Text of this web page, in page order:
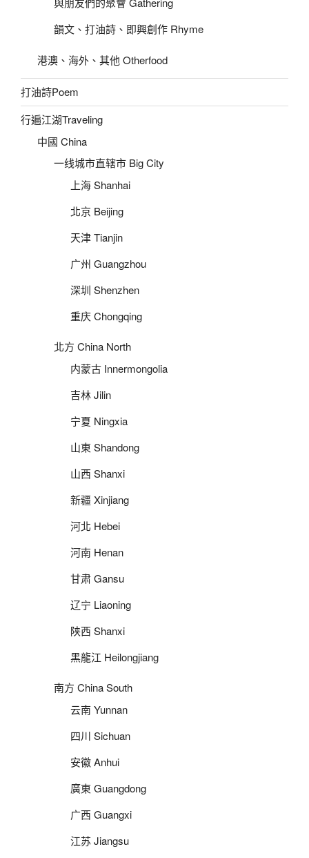
韻文、打油詩、即興創作 Rhyme
港澳、海外、其他 Otherfood
打油詩Poem
行遍江湖Traveling
中國 China
一线城市直辖市 Big City
上海 Shanhai
北京 Beijing
天津 Tianjin
广州 Guangzhou
深圳 Shenzhen
重庆 Chongqing
北方 China North
内蒙古 Innermongolia
吉林 Jilin
宁夏 Ningxia
山東 Shandong
山西 Shanxi
新疆 Xinjiang
河北 Hebei
河南 Henan
甘肃 Gansu
辽宁 Liaoning
陕西 Shanxi
黑龍江 Heilongjiang
南方 China South
云南 Yunnan
四川 Sichuan
安徽 Anhui
廣東 Guangdong
广西 Guangxi
江苏 Jiangsu